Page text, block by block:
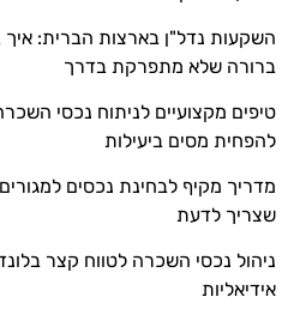
השקעות נדל"ן בארצות הברית:
ברורה שלא מתפרקת בדרך
טיפים מקצועיים לניתוח נכסי
להפחית מסים ביעילות
מדריך מקיף לבחינת נכסים למגורים
שצריך לדעת
ניהול נכסי השכרה לטווח קצר
אידיאליות